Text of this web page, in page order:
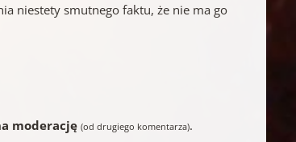
niestety smutnego faktu, że nie ma go
moderację (od drugiego komentarza).